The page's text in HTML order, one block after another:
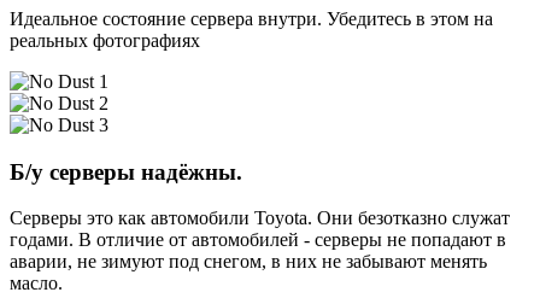
Идеальное состояние сервера внутри. Убедитесь в этом на
реальных фотографиях
Б/у серверы надёжны.
Серверы это как автомобили Toyota. Они безотказно служат
годами. В отличие от автомобилей - серверы не попадают в
аварии, не зимуют под снегом, в них не забывают менять
масло.